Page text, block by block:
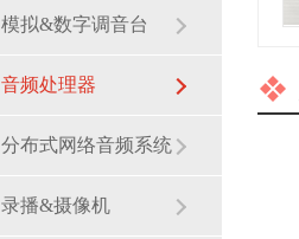
模拟&数字调音台
音频处理器
分布式网络音频系统
录播&摄像机